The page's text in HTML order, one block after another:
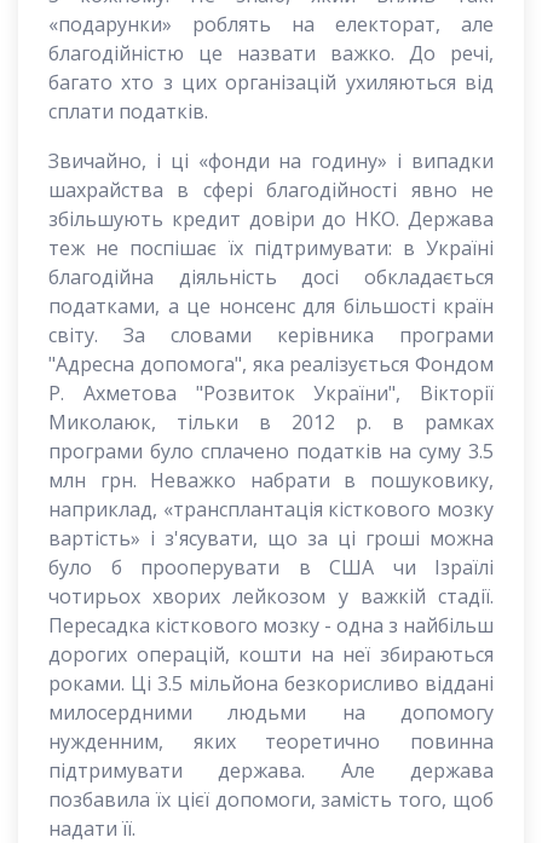
«подарунки» роблять на електорат, але
благодійністю це назвати важко. До речі,
багато хто з цих організацій ухиляються від
сплати податків.
Звичайно, і ці «фонди на годину» і випадки
шахрайства в сфері благодійності явно не
збільшують кредит довіри до НКО. Держава
теж не поспішає їх підтримувати: в Україні
благодійна діяльність досі обкладається
податками, а це нонсенс для більшості країн
світу. За словами керівника програми
"Адресна допомога", яка реалізується Фондом
Р. Ахметова "Розвиток України", Вікторії
Миколаюк, тільки в 2012 р. в рамках
програми було сплачено податків на суму 3.5
млн грн. Неважко набрати в пошуковику,
наприклад, «трансплантація кісткового мозку
вартість» і з'ясувати, що за ці гроші можна
було б прооперувати в США чи Ізраїлі
чотирьох хворих лейкозом у важкій стадії.
Пересадка кісткового мозку - одна з найбільш
дорогих операцій, кошти на неї збираються
роками. Ці 3.5 мільйона безкорисливо віддані
милосердними людьми на допомогу
нужденним, яких теоретично повинна
підтримувати держава. Але держава
позбавила їх цієї допомоги, замість того, щоб
надати її.